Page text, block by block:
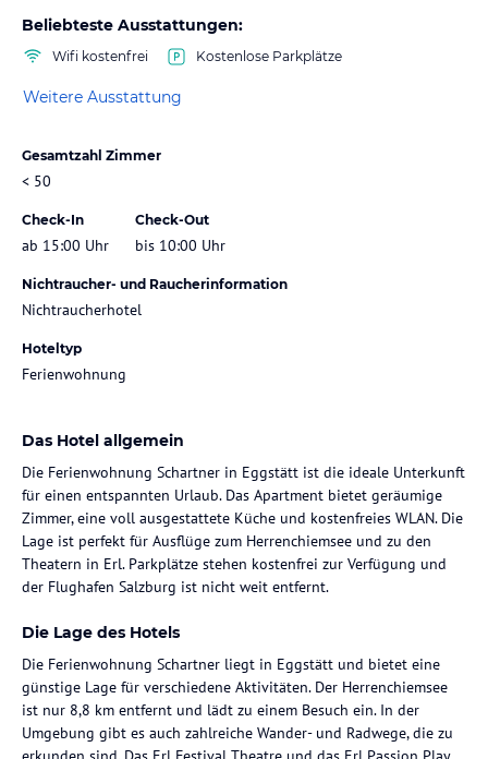
Beliebteste Ausstattungen:
Wifi kostenfrei Kostenlose Parkplätze
Weitere Ausstattung
Gesamtzahl Zimmer
< 50
Check-In
ab 15:00 Uhr
Check-Out
bis 10:00 Uhr
Nichtraucher- und Raucherinformation
Nichtraucherhotel
Hoteltyp
Ferienwohnung
Das Hotel allgemein
Die Ferienwohnung Schartner in Eggstätt ist die ideale Unterkunft
für einen entspannten Urlaub. Das Apartment bietet geräumige
Zimmer, eine voll ausgestattete Küche und kostenfreies WLAN. Die
Lage ist perfekt für Ausflüge zum Herrenchiemsee und zu den
Theatern in Erl. Parkplätze stehen kostenfrei zur Verfügung und
der Flughafen Salzburg ist nicht weit entfernt.
Die Lage des Hotels
Die Ferienwohnung Schartner liegt in Eggstätt und bietet eine
günstige Lage für verschiedene Aktivitäten. Der Herrenchiemsee
ist nur 8,8 km entfernt und lädt zu einem Besuch ein. In der
Umgebung gibt es auch zahlreiche Wander- und Radwege, die zu